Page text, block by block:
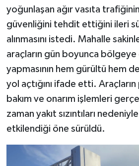
yoğunlaşan ağır vasıta
güvenliğini tehdit ettiğini ileri
alınmasını istedi. Mahalle
araçların gün boyunca bölgeye
yapmasının hem gürültü hem
yol açtığını ifade etti. Araçların
bakım ve onarım işlemleri
zaman yakıt sızıntıları
etkilendiği öne sürüldü.